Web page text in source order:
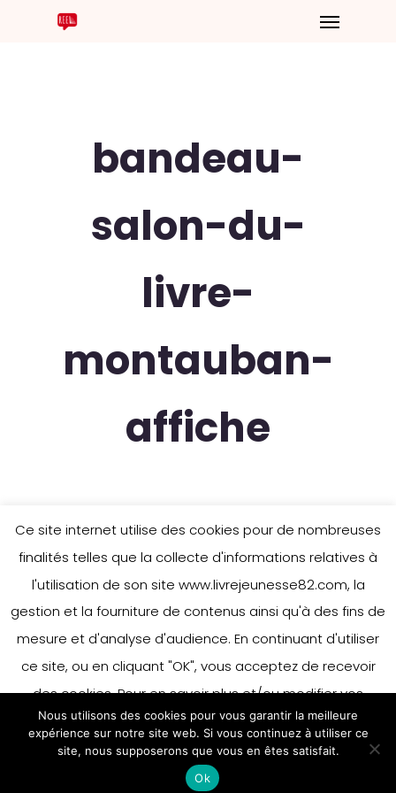
bandeau-
salon-du-
livre-
montauban-
affiche
Ce site internet utilise des cookies pour de nombreuses
finalités telles que la collecte d'informations relatives à
l'utilisation de son site www.livrejeunesse82.com, la
gestion et la fourniture de contenus ainsi qu'à des fins de
mesure et d'analyse d'audience. En continuant d'utiliser
ce site, ou en cliquant "OK", vous acceptez de recevoir
des cookies. Pour en savoir plus et/ou modifier vos
préférences en matière de cookies, merci de vous référer
à notre politique sur les cookies.
Accepter
En savoir plus
Nous utilisons des cookies pour vous garantir la meilleure
expérience sur notre site web. Si vous continuez à utiliser ce
site, nous supposerons que vous en êtes satisfait.
Ok